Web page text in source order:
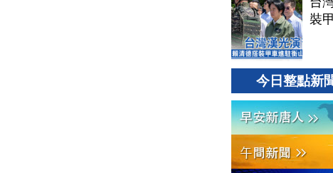
裝
今日整點新